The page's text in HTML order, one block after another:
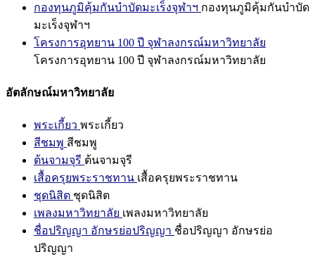
กองทุนภูมิคุ้มกันบำบัดมะเร็งจุฬาฯ กองทุนภูมิคุ้มกันบำบัด
มะเร็งจุฬาฯ
โครงการอุทยาน 100 ปี จุฬาลงกรณ์มหาวิทยาลัย
โครงการอุทยาน 100 ปี จุฬาลงกรณ์มหาวิทยาลัย
อัตลักษณ์มหาวิทยาลัย
พระเกี้ยว พระเกี้ยว
สีชมพู สีชมพู
ต้นจามจุรี ต้นจามจุรี
เสื้อครุยพระราชทาน เสื้อครุยพระราชทาน
ชุดนิสิต ชุดนิสิต
เพลงมหาวิทยาลัย เพลงมหาวิทยาลัย
ชื่อปริญญา อักษรย่อปริญญา ชื่อปริญญา อักษรย่อ
ปริญญา